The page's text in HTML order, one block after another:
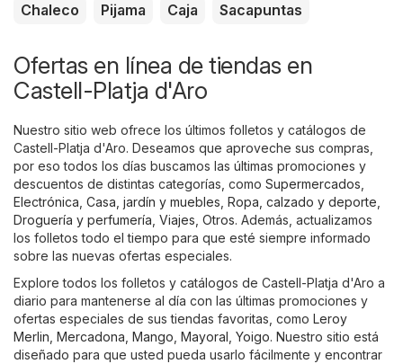
Chaleco
Pijama Caja Sacapuntas
Ofertas en línea de tiendas en
Castell-Platja d'Aro
Nuestro sitio web ofrece los últimos folletos y catálogos de
Castell-Platja d'Aro. Deseamos que aproveche sus compras,
por eso todos los días buscamos las últimas promociones y
descuentos de distintas categorías, como Supermercados
Electrónica Casa, jardín y muebles Ropa, calzado y deporte
Droguería y perfumería Viajes Otros. Además, actualizamos
los folletos todo el tiempo para que esté siempre informado
sobre las nuevas ofertas especiales.
Explore todos los folletos y catálogos de Castell-Platja d'Aro a
diario para mantenerse al día con las últimas promociones y
ofertas especiales de sus tiendas favoritas, como Leroy
Merlin Mercadona Mango Mayoral Yoigo. Nuestro sitio está
diseñado para que usted pueda usarlo fácilmente y encontrar